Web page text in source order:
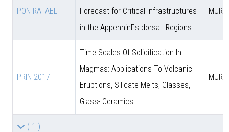
PON RAFAEL
Forecast for Critical Infrastructures
in the AppenninEs dorsaL Regions
MUR
PRIN 2017
Time Scales Of Solidification In
Magmas: Applications To Volcanic
Eruptions, Silicate Melts, Glasses,
Glass- Ceramics
MUR
( 1 )